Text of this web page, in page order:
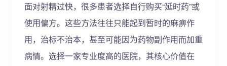
面对射精过快，很多患者选择自行购买“延时药”或
使用偏方。这些方法往往只能起到暂时的麻痹作
用，治标不治本，甚至可能因为药物副作用而加重
病情。选择一家专业度高的医院，其核心价值在